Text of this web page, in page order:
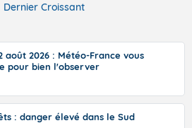
Dernier Croissant
août 2026 : Météo-France vous
pour bien l'observer
: danger élevé dans le Sud